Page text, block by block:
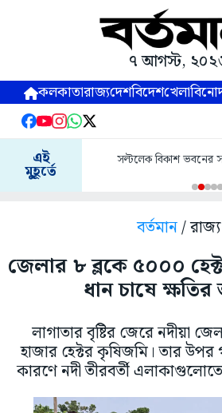
৭ আগস্ট,
কলকাতারাজ্যদেশবিদেশখেলা
এই
মুহূর্তে
সল্টলেক বিকাশ ভবনের
বর্তমান/ রাজ্য
জেলার ৮ ব্লকে ৫০০০
ধান চাষে
লাগাতার বৃষ্টির জেরে নদীয়া
হাজার হেক্টর কৃষিজমি। তার উপর
কারণে নদী তীরবর্তী